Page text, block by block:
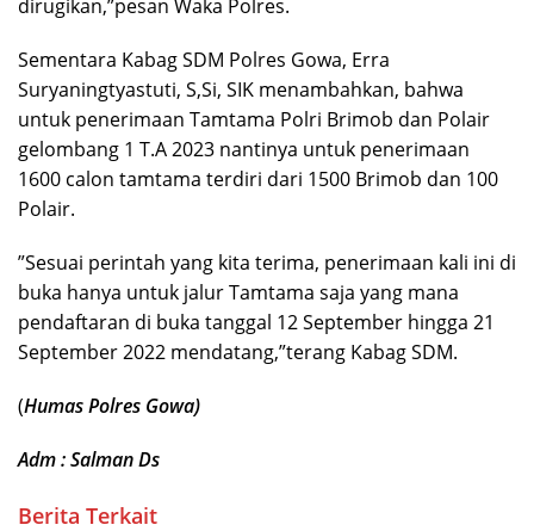
dirugikan,”pesan Waka Polres.
Sementara Kabag SDM Polres Gowa, Erra
Suryaningtyastuti, S,Si, SIK menambahkan, bahwa
untuk penerimaan Tamtama Polri Brimob dan Polair
gelombang 1 T.A 2023 nantinya untuk penerimaan
1600 calon tamtama terdiri dari 1500 Brimob dan 100
Polair.
”Sesuai perintah yang kita terima, penerimaan kali ini di
buka hanya untuk jalur Tamtama saja yang mana
pendaftaran di buka tanggal 12 September hingga 21
September 2022 mendatang,”terang Kabag SDM.
(Humas Polres Gowa)
Adm : Salman Ds
Berita Terkait